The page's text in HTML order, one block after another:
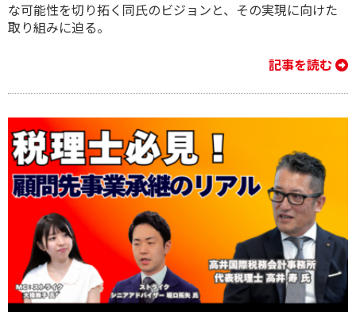
な可能性を切り拓く同氏のビジョンと、その実現に向けた
取り組みに迫る。
記事を読む